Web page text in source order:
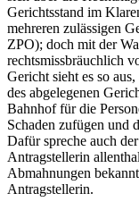
Gerichtsstand im
mehreren zulässigen
ZPO); doch mit der
rechtsmissbräuchlich
Gericht sieht es so
des abgelegenen
Bahnhof für die
Schaden zufügen und
Dafür spreche auch
Antragstellerin
Abmahnungen
Antragstellerin.